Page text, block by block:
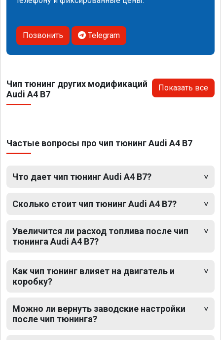
Позвонить Telegram
Чип тюнинг других модификаций
Audi A4 B7
Показать все
Частые вопросы про чип тюнинг Audi A4 B7
Что дает чип тюнинг Audi A4 B7?
Сколько стоит чип тюнинг Audi A4 B7?
Увеличится ли расход топлива после чип
тюнинга Audi A4 B7?
Как чип тюнинг влияет на двигатель и
коробку?
Можно ли вернуть заводские настройки
после чип тюнинга?